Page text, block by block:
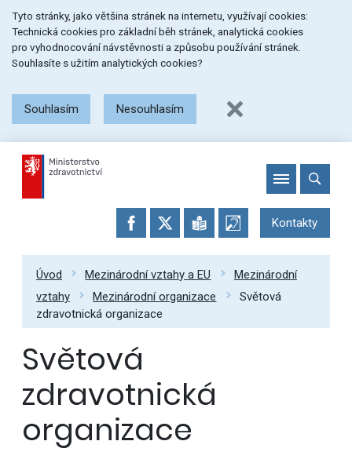
na
menu
na
obsah
na
patičku
stránky
Tyto stránky, jako většina stránek na internetu, využívají cookies:
Technická cookies pro základní běh stránek, analytická cookies
pro vyhodnocování návstěvnosti a způsobu používání stránek.
Souhlasíte s užitím analytických cookies?
Souhlasím Nesouhlasím
Kontakty
Úvod Mezinárodní vztahy a EU
Mezinárodní
vztahy
Mezinárodní organizace
Světová
zdravotnická organizace
Světová
zdravotnická
organizace